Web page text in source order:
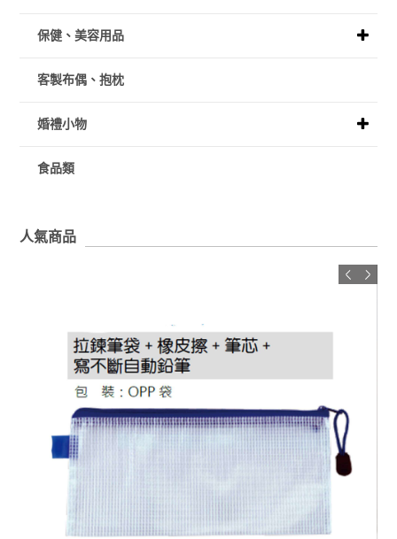
保健、美容用品
客製布偶、抱枕
婚禮小物
食品類
人氣商品